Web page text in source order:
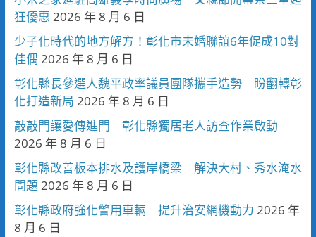
狂優惠 2026 年 8 月 6 日
少子化時代的地方解方！彰化市未婚聯誼6年促成10對
佳偶 2026 年 8 月 6 日
彰化縣長參選人魏平政率議員團隊攜手造勢 盼翻轉彰
化打造新局 2026 年 8 月 6 日
敲敲門讓愛傳進門 彰化縣獨居老人訪查作業啟動
2026 年 8 月 6 日
彰化縣改善板本排水及護岸橋梁 解決大村、秀水淹水
問題 2026 年 8 月 6 日
彰化縣政府強化警用車輛 提升治安網機動力 2026 年
8 月 6 日